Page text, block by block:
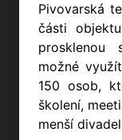
Pivovarská
části
možné
150 osob,
školení,
menší